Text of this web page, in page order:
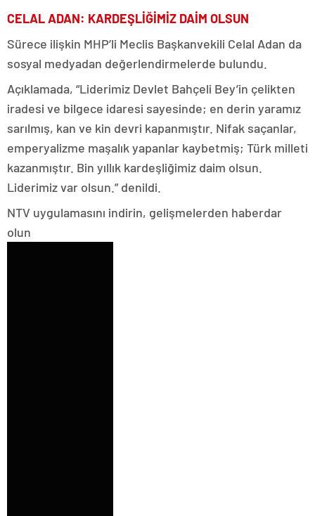
CELAL ADAN: KARDEŞLİĞİMİZ DAİM OLSUN
Sürece ilişkin MHP’li Meclis Başkanvekili Celal Adan da
sosyal medyadan değerlendirmelerde bulundu.
Açıklamada, “Liderimiz Devlet Bahçeli Bey’in çelikten
iradesi ve bilgece idaresi sayesinde; en derin yaramız
sarılmış, kan ve kin devri kapanmıştır. Nifak saçanlar,
emperyalizme maşalık yapanlar kaybetmiş; Türk milleti
kazanmıştır. Bin yıllık kardeşliğimiz daim olsun.
Liderimiz var olsun.” denildi.
NTV uygulamasını indirin, gelişmelerden haberdar
olun